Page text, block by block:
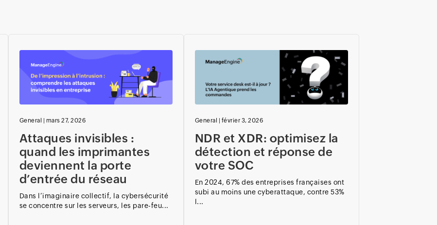
General mars 27, 2026
Attaques invisibles :
quand les imprimantes
deviennent la porte
d’entrée du réseau
Dans l’imaginaire collectif, la cybersécurité
se concentre sur les serveurs, les pare-feu...
General février 3, 2026
NDR et XDR: optimisez la
détection et réponse de
votre SOC
En 2024, 67% des entreprises françaises ont
subi au moins une cyberattaque, contre 53%
l...